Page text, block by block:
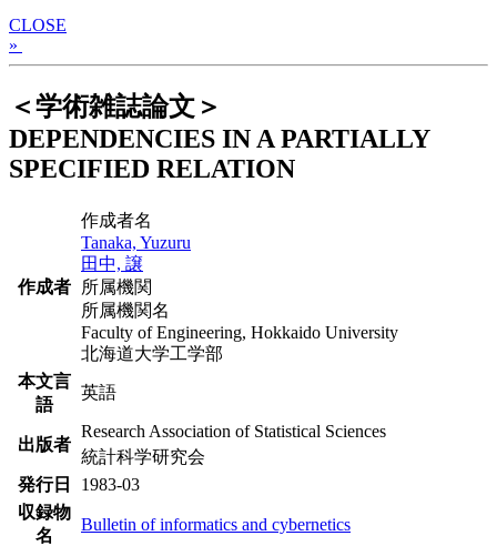
CLOSE
»
＜学術雑誌論文＞
DEPENDENCIES IN A PARTIALLY
SPECIFIED RELATION
作成者
作成者名
Tanaka, Yuzuru
田中, 譲
所属機関
所属機関名
Faculty of Engineering, Hokkaido University
北海道大学工学部
本文言
語
英語
出版者
Research Association of Statistical Sciences
統計科学研究会
発行日
1983-03
収録物
名
Bulletin of informatics and cybernetics